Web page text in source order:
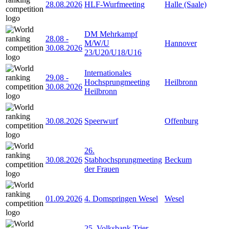
28.08.2026 HLF-Wurfmeeting Halle (Saale)
28.08 -
30.08.2026
DM Mehrkampf
M/W/U
23/U20/U18/U16
Hannover
29.08 -
30.08.2026
Internationales
Hochsprungmeeting
Heilbronn
Heilbronn
30.08.2026 Speerwurf Offenburg
30.08.2026
26.
Stabhochsprungmeeting
der Frauen
Beckum
01.09.2026 4. Domspringen Wesel Wesel